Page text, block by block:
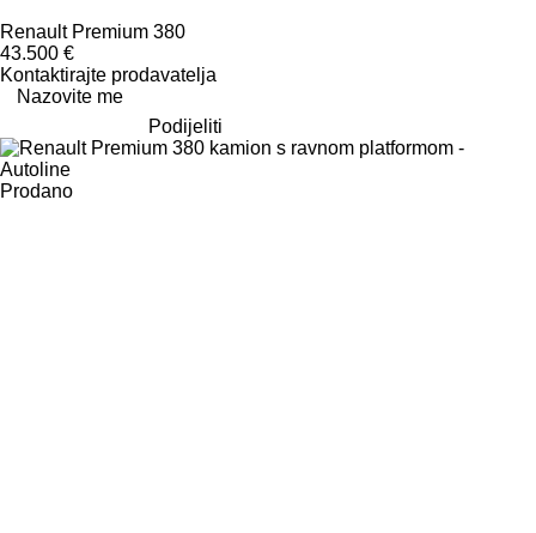
Renault Premium 380
43.500 €
Kontaktirajte prodavatelja
Nazovite me
Podijeliti
Prodano